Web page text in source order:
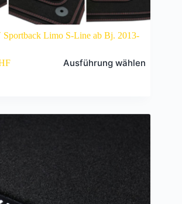
Limo S-Line ab Bj. 2013-
Ausführung wählen